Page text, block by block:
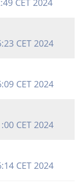
CET 2024
CET 2024
CET 2024
CET 2024
CET 2024